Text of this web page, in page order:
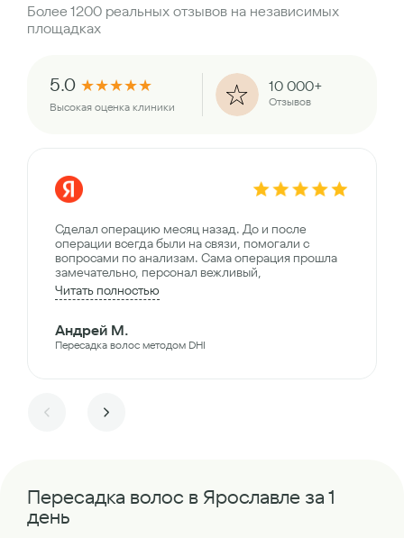
Более 1200 реальных отзывов на независимых
площадках
5.0 ★★★★★
Высокая оценка клиники
10 000+
Отзывов
Сделал операцию месяц назад. До и после
операции всегда были на связи, помогали с
вопросами по анализам. Сама операция прошла
замечательно, персонал вежливый,
Читать полностью
Андрей М.
Пересадка волос методом DHI
Пересадка волос в Ярославле за 1
день